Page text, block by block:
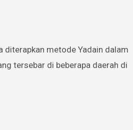
diterapkan metode Yadain dalam
tersebar di beberapa daerah di